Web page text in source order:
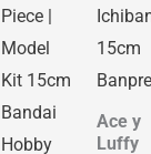
Ace y
Luffy